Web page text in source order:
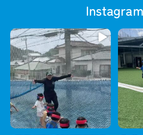
Instagram